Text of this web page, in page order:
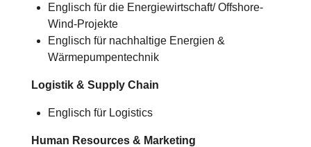
Englisch für die Energiewirtschaft/ Offshore-
Wind-Projekte
Englisch für nachhaltige Energien &
Wärmepumpentechnik
Logistik & Supply Chain
Englisch für Logistics
Human Resources & Marketing